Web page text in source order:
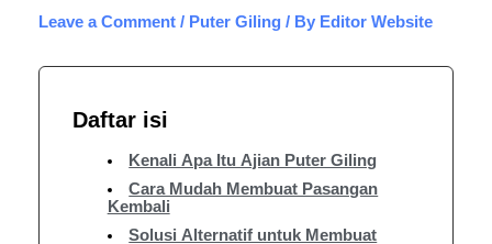
Leave a Comment / Puter Giling/ By Editor Website
Daftar isi
Kenali Apa Itu Ajian Puter Giling
Cara Mudah Membuat Pasangan
Kembali
Solusi Alternatif untuk Membuat